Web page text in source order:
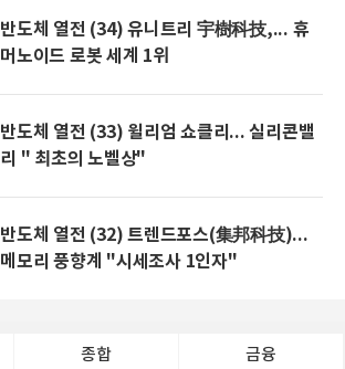
반도체 열전 (34) 유니트리 宇樹科技,... 휴
머노이드 로봇 세계 1위
반도체 열전 (33) 윌리엄 쇼클리... 실리콘밸
리 " 최초의 노벨상"
반도체 열전 (32) 트렌드포스(集邦科技)...
메모리 풍향계 "시세조사 1인자"
종합 금융